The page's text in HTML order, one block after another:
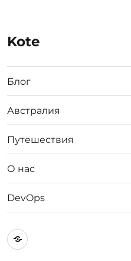
Kote
Блог
Австралия
Путешествия
О нас
DevOps
Австралия